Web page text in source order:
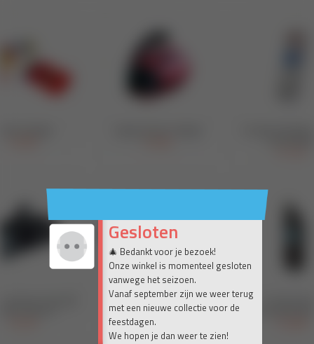
Gesloten
🎄 Bedankt voor je bezoek!
Onze winkel is momenteel gesloten
vanwege het seizoen.
Vanaf september zijn we weer terug
met een nieuwe collectie voor de
feestdagen.
We hopen je dan weer te zien!